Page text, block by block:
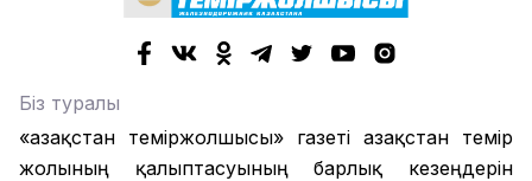
Біз туралы
«Қазақстан теміржолшысы» газеті Қазақстан темір
жолының қалыптасуының барлық кезеңдерін